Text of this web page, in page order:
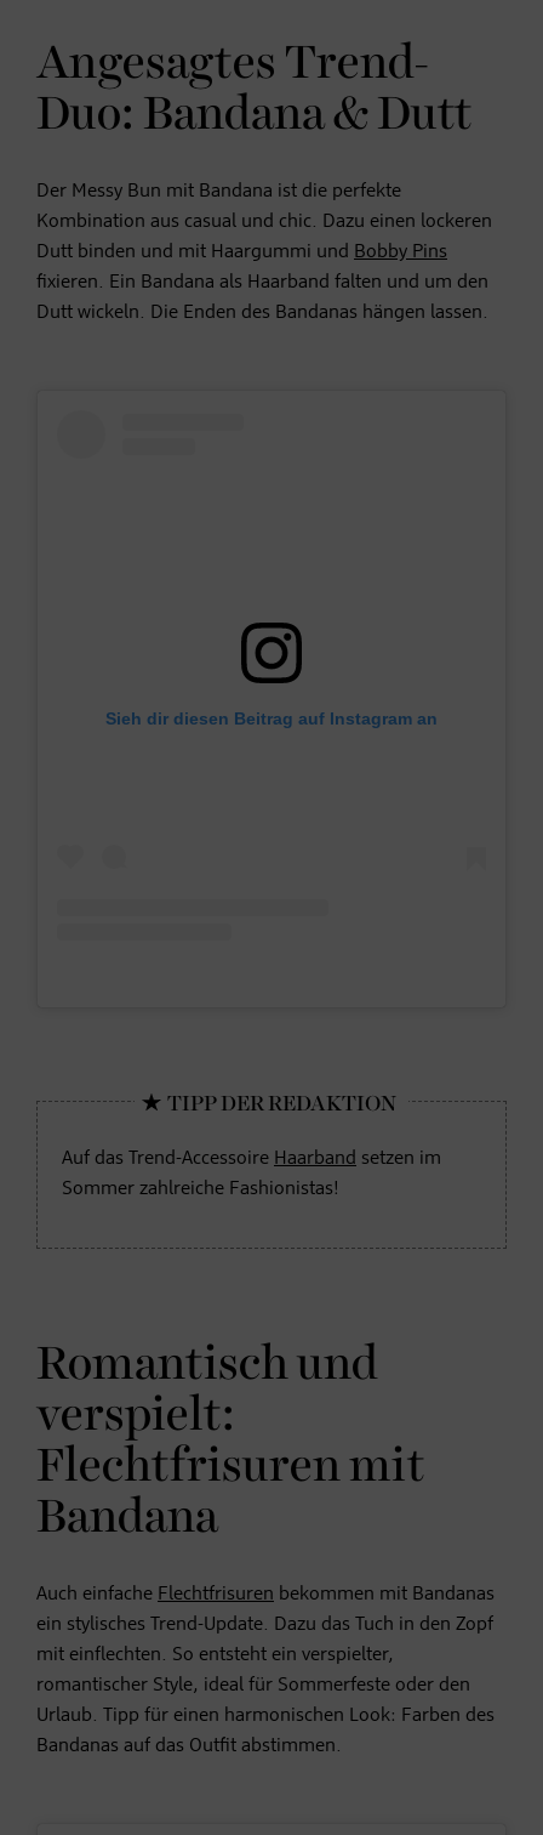
Angesagtes Trend-
Duo: Bandana & Dutt
Der Messy Bun mit Bandana ist die perfekte
Kombination aus casual und chic. Dazu einen lockeren
Dutt binden und mit Haargummi und Bobby Pins
fixieren. Ein Bandana als Haarband falten und um den
Dutt wickeln. Die Enden des Bandanas hängen lassen.
Sieh dir diesen Beitrag auf Instagram an
Auf das Trend-Accessoire Haarband setzen im
Sommer zahlreiche Fashionistas!
Romantisch und
verspielt:
Flechtfrisuren mit
Bandana
Auch einfache Flechtfrisuren bekommen mit Bandanas
ein stylisches Trend-Update. Dazu das Tuch in den Zopf
mit einflechten. So entsteht ein verspielter,
romantischer Style, ideal für Sommerfeste oder den
Urlaub. Tipp für einen harmonischen Look: Farben des
Bandanas auf das Outfit abstimmen.